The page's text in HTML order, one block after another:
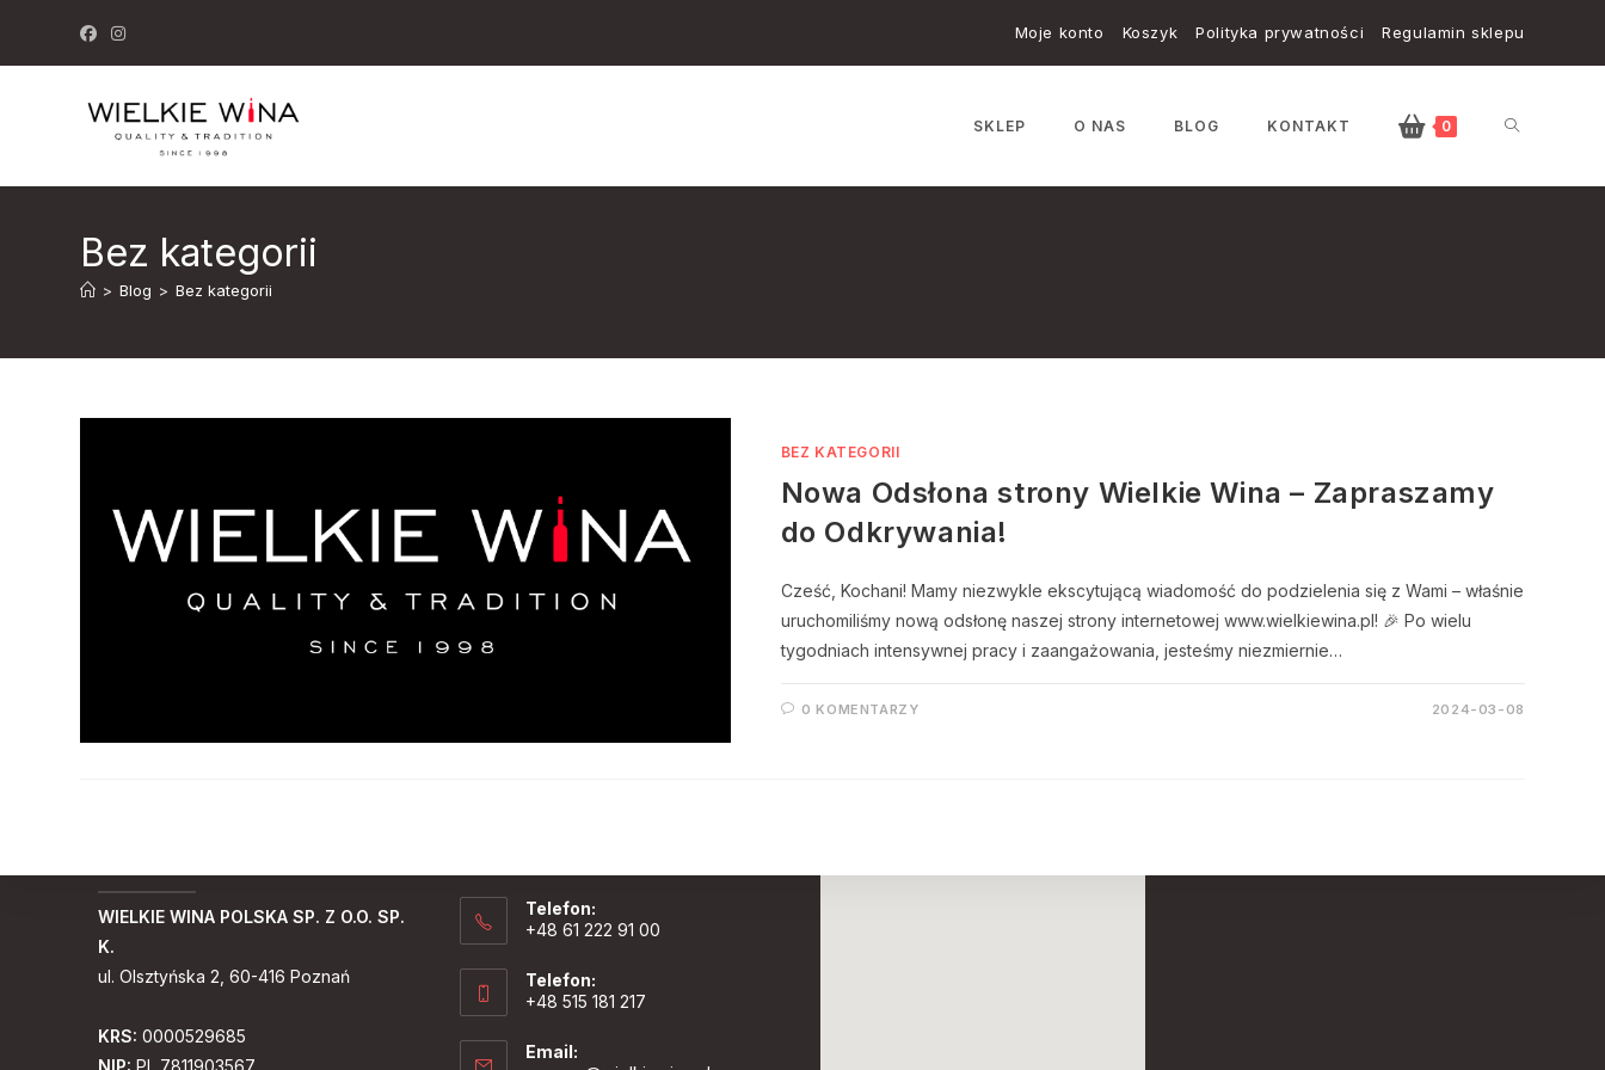
Moje konto Koszyk Polityka prywatności Regulamin sklepu
SKLEP O NAS BLOG KONTAKT 0 TOGGLE
SEARCH
Bez kategorii
> Blog > Bez kategorii
BEZ KATEGORII
Nowa Odsłona strony Wielkie Wina – Zapraszamy
do Odkrywania!
Cześć, Kochani! Mamy niezwykle ekscytującą wiadomość do podzielenia się z Wami – właśnie
uruchomiliśmy nową odsłonę naszej strony internetowej www.wielkiewina.pl! 🎉 Po wielu
tygodniach intensywnej pracy i zaangażowania, jesteśmy niezmiernie…
0 KOMENTARZY 2024-03-08
WIELKIE WINA POLSKA SP. Z O.O. SP.
K.
ul. Olsztyńska 2, 60-416 Poznań
KRS: 0000529685
NIP: PL 7811903567
Telefon:
+48 61 222 91 00
Telefon:
+48 515 181 217
Email:
Opens Opens